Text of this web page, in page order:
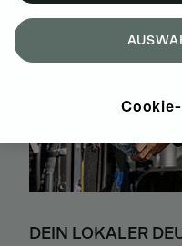
DEIN LOKALER